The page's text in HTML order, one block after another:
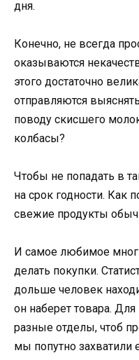
дня.
Конечно, не всегда
оказываются
этого достаточно
отправляются
поводу скисшего
колбасы?
Чтобы не попадать в
на срок годности. Как
свежие продукты
И самое любимое
делать покупки.
дольше человек
он наберет товара. Для
разные отделы, чтоб
мы попутно захватили